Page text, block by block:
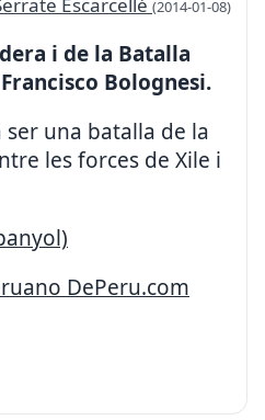
(2014-01-08)
i de la Batalla
Bolognesi.
ser una batalla de la
les forces de Xile i
DePeru.com